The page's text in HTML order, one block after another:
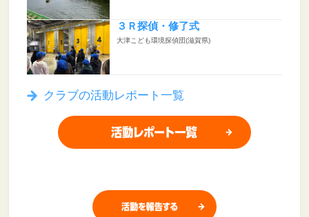
３Ｒ探偵・修了式
大津こども環境探偵団(滋賀県)
クラブの活動レポート一覧